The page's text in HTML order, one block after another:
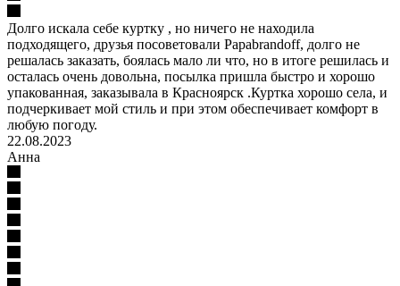
Долго искала себе куртку , но ничего не находила
подходящего, друзья посоветовали Papabrandoff, долго не
решалась заказать, боялась мало ли что, но в итоге решилась и
осталась очень довольна, посылка пришла быстро и хорошо
упакованная, заказывала в Красноярск .Куртка хорошо села, и
подчеркивает мой стиль и при этом обеспечивает комфорт в
любую погоду.
22.08.2023
Анна